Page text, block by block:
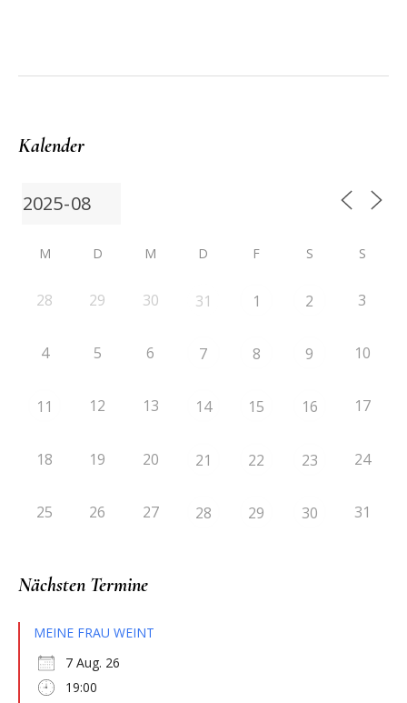
Kalender
M D M D F S S
28 29 30 31 1 2 3
4 5 6 7 8 9 10
11 12 13 14 15 16 17
18 19 20 21 22 23 24
25 26 27 28 29 30 31
Nächsten Termine
MEINE FRAU WEINT
7 Aug. 26
19:00